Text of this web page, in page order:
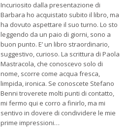
Incuriosito dalla presentazione di
Barbara ho acquistato subito il libro, ma
ha dovuto aspettare il suo turno. Lo sto
leggendo da un paio di giorni, sono a
buon punto. E’ un libro straordinario,
suggestivo, curioso. La scrittura di Paola
Mastracola, che conoscevo solo di
nome, scorre come acqua fresca,
limpida, ironica. Se conoscete Stefano
Benni troverete molti punti di contatto,
mi fermo qui e corro a finirlo, ma mi
sentivo in dovere di condividere le mie
prime impressioni…